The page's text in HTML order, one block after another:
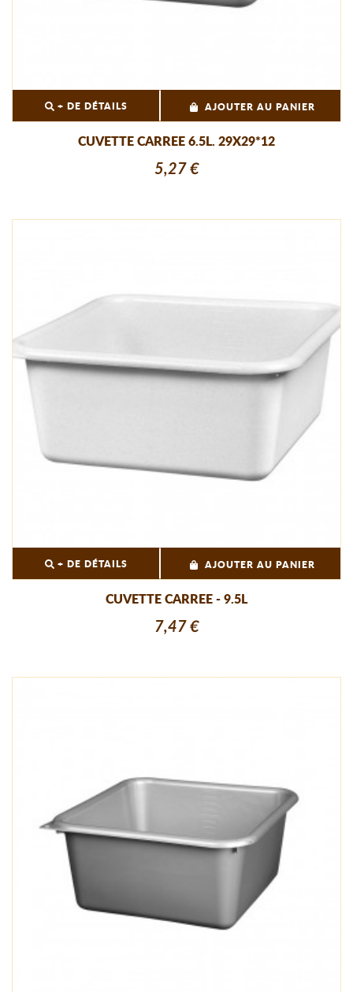
+ DE DÉTAILS AJOUTER AU PANIER
CUVETTE CARREE 6.5L. 29X29*12
5,27 €
+ DE DÉTAILS AJOUTER AU PANIER
CUVETTE CARREE - 9.5L
7,47 €